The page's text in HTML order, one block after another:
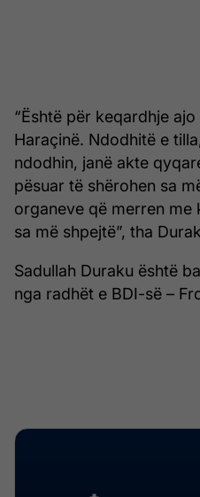
“Është për keqardhje
Haraçinë. Ndodhitë e
ndodhin, janë akte
pësuar të shërohen sa
organeve që merren me
sa më shpejtë”, tha
Sadullah Duraku është
nga radhët e BDI-së –